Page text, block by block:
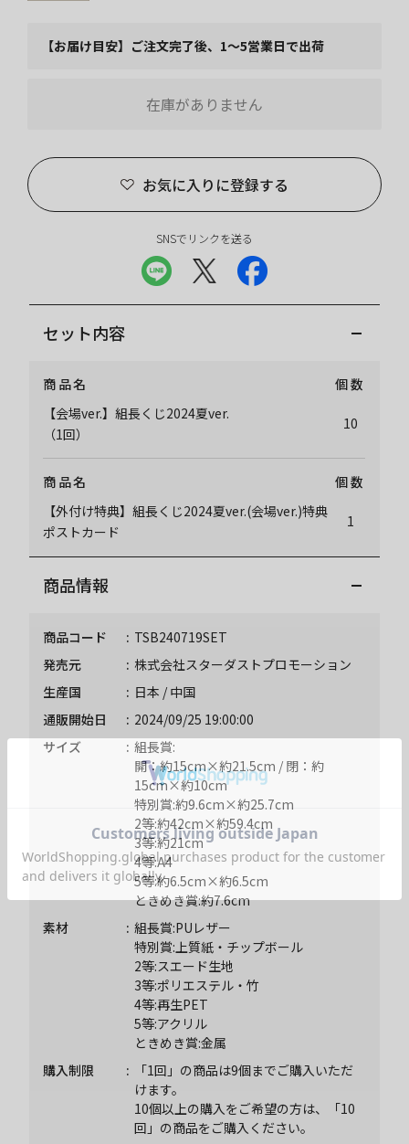
【お届け目安】ご注文完了後、1～5営業日で出荷
お気に入りに登録する
在庫がありません
SNSでリンクを送る
セット内容
商品名
個数
【会場ver.】組長くじ2024夏ver.
（1回）
10
商品名
個数
【外付け特典】組長くじ2024夏ver.(会場ver.)特典
ポストカード
1
商品情報
商品コード
TSB240719SET
発売元
株式会社スターダストプロモーション
生産国
日本 / 中国
通販開始日
2024/09/25 19:00:00
サイズ
組長賞:
開：約15cm×約21.5cm / 閉：約
15cm×約10cm
特別賞:約9.6cm×約25.7cm
2等:約42cm×約59.4cm
3等:約21cm
4等:A4
5等:約6.5cm×約6.5cm
ときめき賞:約7.6cm
素材
組長賞:PUレザー
特別賞:上質紙・チップボール
2等:スエード生地
3等:ポリエステル・竹
4等:再生PET
5等:アクリル
ときめき賞:金属
購入制限
「1回」の商品は9個までご購入いただ
けます。
10個以上の購入をご希望の方は、「10
回」の商品をご購入ください。